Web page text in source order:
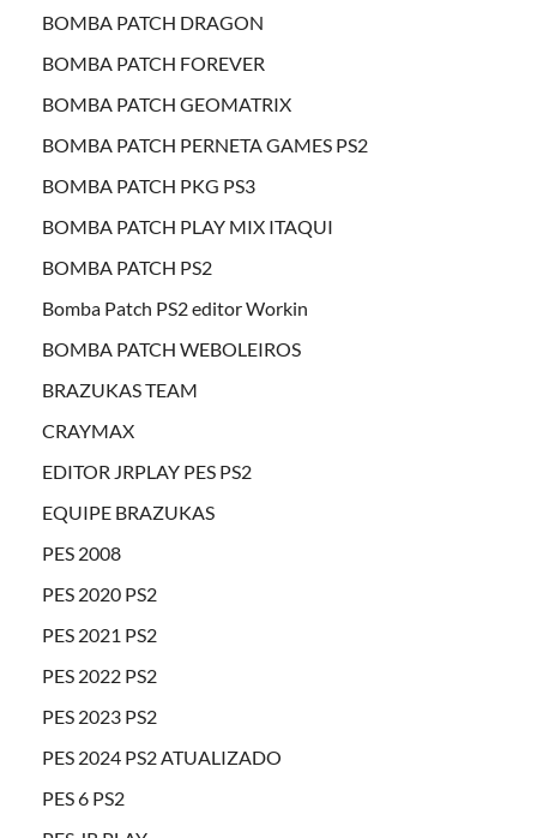
BOMBA PATCH DRAGON
BOMBA PATCH FOREVER
BOMBA PATCH GEOMATRIX
BOMBA PATCH PERNETA GAMES PS2
BOMBA PATCH PKG PS3
BOMBA PATCH PLAY MIX ITAQUI
BOMBA PATCH PS2
Bomba Patch PS2 editor Workin
BOMBA PATCH WEBOLEIROS
BRAZUKAS TEAM
CRAYMAX
EDITOR JRPLAY PES PS2
EQUIPE BRAZUKAS
PES 2008
PES 2020 PS2
PES 2021 PS2
PES 2022 PS2
PES 2023 PS2
PES 2024 PS2 ATUALIZADO
PES 6 PS2